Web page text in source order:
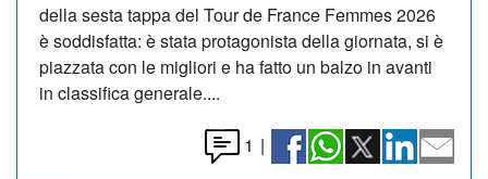
della sesta tappa del Tour de France Femmes 2026
è soddisfatta: è stata protagonista della giornata, si è
piazzata con le migliori e ha fatto un balzo in avanti
in classifica generale....
1 |